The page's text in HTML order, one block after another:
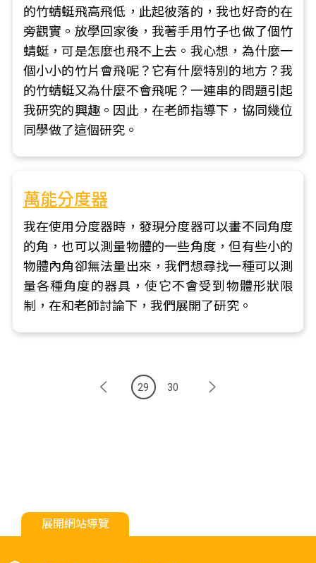
的竹蜻蜓飛高飛低，此起彼落的，我也好奇的在
旁觀實。放學回家後，我著手用竹子也做了個竹
蜻蜓，可是怎麼也飛不上去。我心想，為什麼一
個小小的竹片會飛呢？它有什麼特別的地方？我
的竹蜻蜓又為什麼不會飛呢？一連串的問題引起
我研究的興趣。因此，在老師指導下，協同幾位
同學做了這個研究。
萬能分度器
我在使用分度器時，發現分度器可以畫不同角度
的角，也可以測量物體的一些角度，但有些小的
物體內角卻無法量出來，我們想尋找一種可以測
量各種角度的器具，使它不會受到物體形狀限
制，在和老師討論下，我們展開了研究。
29 30
展開網站導覽